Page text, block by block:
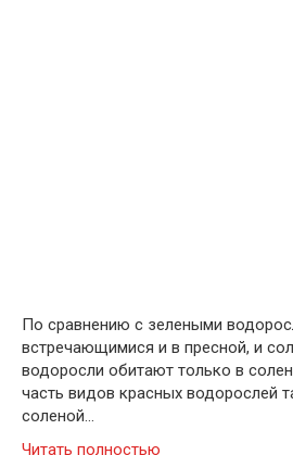
По сравнению с зелеными
встречающимися и в пресной, и
водоросли обитают только в
часть видов красных водорослей
соленой…
Читать полностью